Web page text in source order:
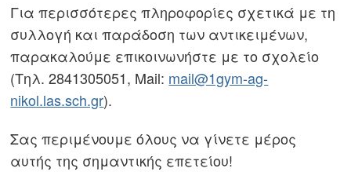
Για περισσότερες πληροφορίες σχετικά με τη
συλλογή και παράδοση των αντικειμένων,
παρακαλούμε επικοινωνήστε με το σχολείο
(Τηλ. 2841305051, Mail: mail@1gym-ag-
nikol.las.sch.gr).
Σας περιμένουμε όλους να γίνετε μέρος
αυτής της σημαντικής επετείου!